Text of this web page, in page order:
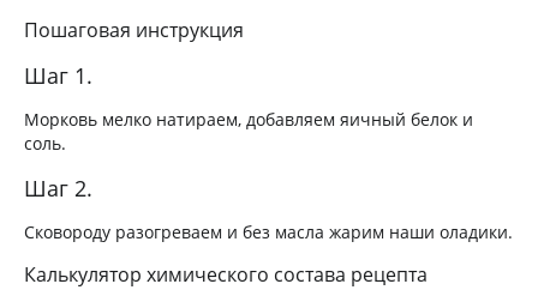
Пошаговая инструкция
Шаг 1.
Морковь мелко натираем, добавляем яичный белок и
соль.
Шаг 2.
Сковороду разогреваем и без масла жарим наши оладики.
Калькулятор химического состава рецепта